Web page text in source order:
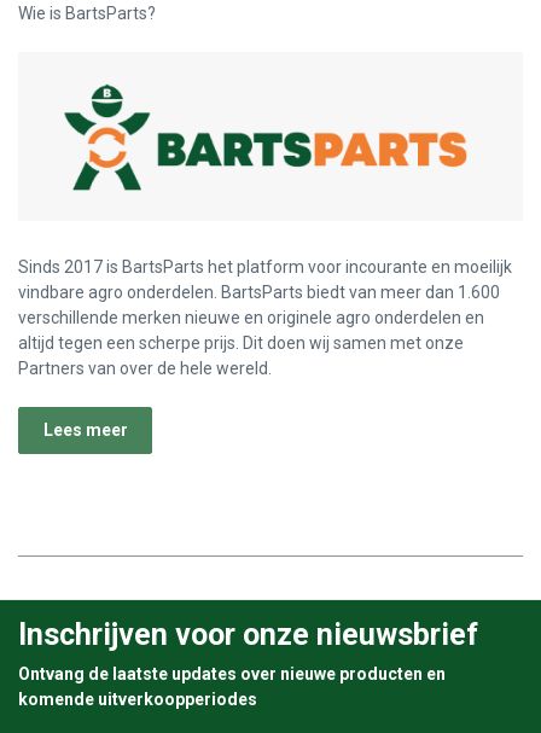
Wie is BartsParts?
Sinds 2017 is BartsParts het platform voor incourante en moeilijk
vindbare agro onderdelen. BartsParts biedt van meer dan 1.600
verschillende merken nieuwe en originele agro onderdelen en
altijd tegen een scherpe prijs. Dit doen wij samen met onze
Partners van over de hele wereld.
Lees meer
Inschrijven voor onze nieuwsbrief
Ontvang de laatste updates over nieuwe producten en
komende uitverkoopperiodes